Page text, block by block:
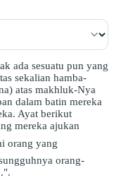
ada sesuatu pun yang
sekalian hamba-
atas makhluk-Nya
dalam batin mereka
Ayat berikut
mereka ajukan
orang-